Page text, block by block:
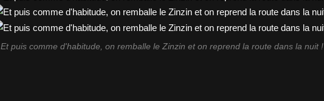
Et puis comme d'habitude, on remballe le Zinzin et on reprend la route dans la nuit !